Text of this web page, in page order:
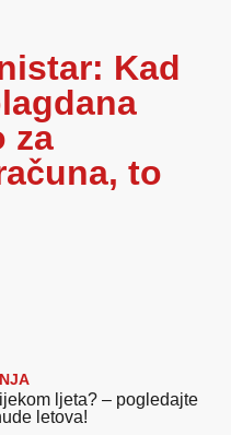
Kad
za
to
ljeta? – pogledajte
letova!